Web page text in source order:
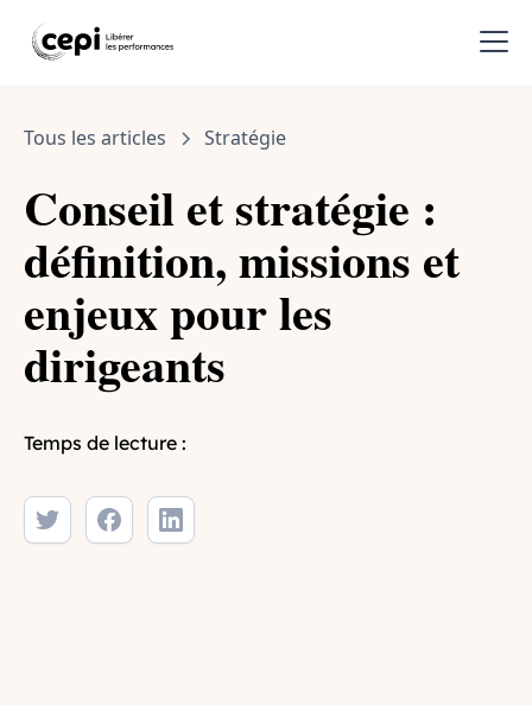
Tous les articles Stratégie
Conseil et stratégie :
définition, missions et
enjeux pour les
dirigeants
Temps de lecture :